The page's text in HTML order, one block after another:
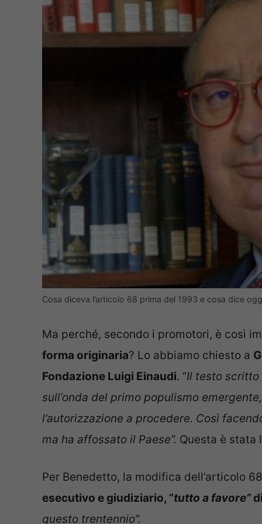
Cosa diceva l’articolo 68 prima del 1993 e cosa dice
Ma perché, secondo i promotori, è così
forma originaria? Lo abbiamo chiesto a
Fondazione Luigi Einaudi. “Il testo
sull’onda del primo populismo
l’autorizzazione a procedere. Così
ma ha affossato il Paese”. Questa è stata
Per Benedetto, la modifica dell’articolo
esecutivo e giudiziario, “tutto a favore”
questo trentennio”.